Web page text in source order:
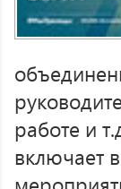
работе и
включает